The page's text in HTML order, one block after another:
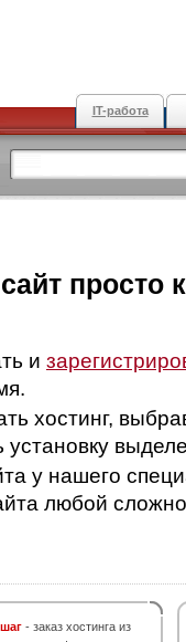
IT-работа
просто
и
хостинг,
у нашего
любой
- заказ хостинга из